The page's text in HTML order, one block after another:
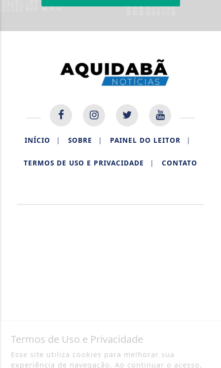
INÍCIO | SOBRE | PAINEL DO LEITOR |
TERMOS DE USO E PRIVACIDADE | CONTATO
Termos de Uso e Privacidade
Esse site utiliza cookies para melhorar sua
experiência de navegação. Ao continuar o acesso,